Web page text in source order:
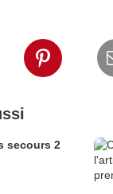
secours 2